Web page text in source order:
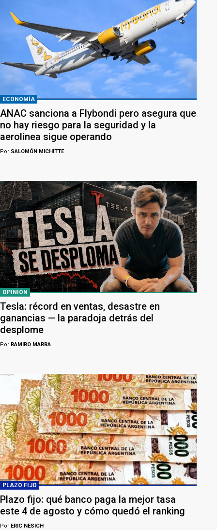
ECONOMÍA
ANAC sanciona a Flybondi pero asegura que
no hay riesgo para la seguridad y la
aerolínea sigue operando
Por SALOMÓN MICHITTE
OPINIÓN
Tesla: récord en ventas, desastre en
ganancias — la paradoja detrás del
desplome
Por RAMIRO MARRA
PLAZO FIJO
Plazo fijo: qué banco paga la mejor tasa
este 4 de agosto y cómo quedó el ranking
Por ERIC NESICH